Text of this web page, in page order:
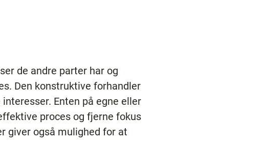
de andre parter har og
Den konstruktive forhandler
Enten på egne eller
proces og fjerne fokus
giver også mulighed for at